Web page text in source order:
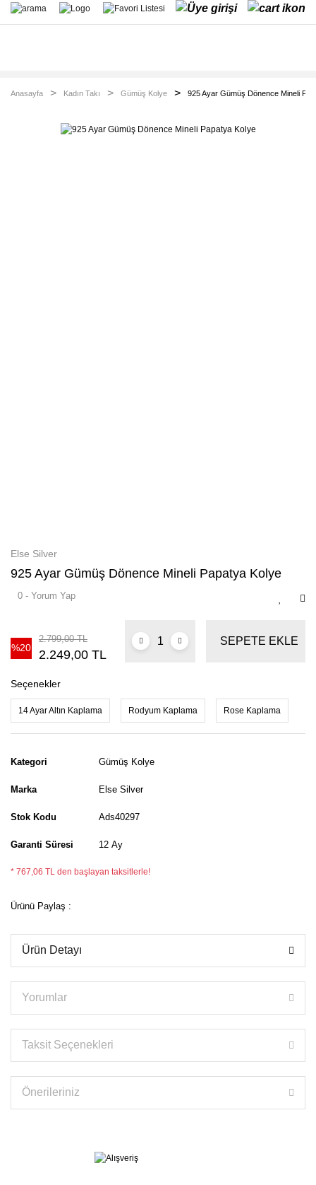
Anasayfa Kadın Takı Gümüş Kolye 925 Ayar Gümüş Dönence Mineli
Else Silver
925 Ayar Gümüş Dönence Mineli Papatya Kolye
0 - Yorum Yap
%20
2.799,00 TL
2.249,00 TL
SEPETE EKLE
Seçenekler
14 Ayar Altın Kaplama Rodyum Kaplama Rose Kaplama
Kategori Gümüş Kolye
Marka Else Silver
Stok Kodu Ads40297
Garanti Süresi 12 Ay
* 767,06 TL den başlayan taksitlerle!
Ürünü Paylaş :
Ürün Detayı
Yorumlar
Taksit Seçenekleri
Önerileriniz